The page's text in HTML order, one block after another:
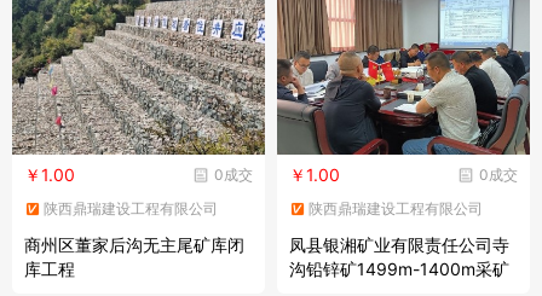
0成交
￥1.00
陕西鼎瑞建设工程有限公司
商州区董家后沟无主尾矿库闭
库工程
0成交
￥1.00
陕西鼎瑞建设工程有限公司
凤县银湘矿业有限责任公司寺
沟铅锌矿1499m-1400m采矿